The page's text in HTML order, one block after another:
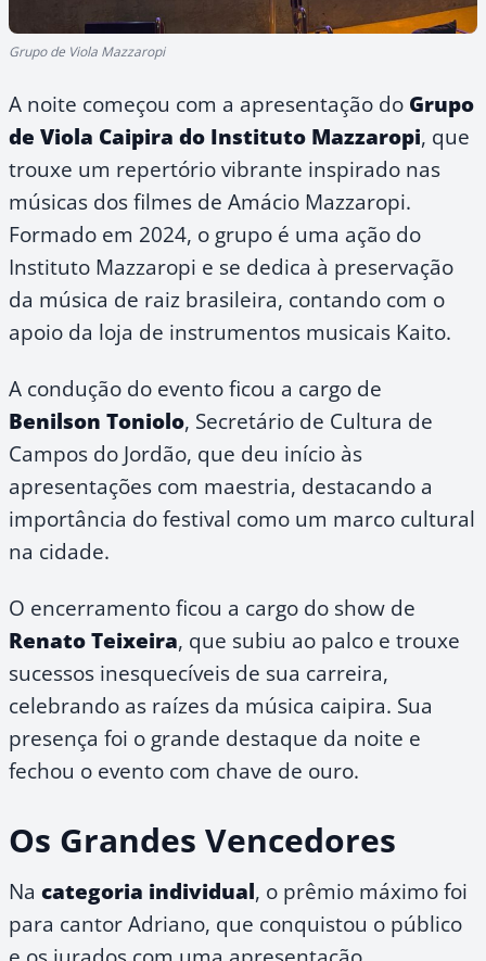
Grupo de Viola Mazzaropi
A noite começou com a apresentação do Grupo
de Viola Caipira do Instituto Mazzaropi, que
trouxe um repertório vibrante inspirado nas
músicas dos filmes de Amácio Mazzaropi.
Formado em 2024, o grupo é uma ação do
Instituto Mazzaropi e se dedica à preservação
da música de raiz brasileira, contando com o
apoio da loja de instrumentos musicais Kaito.
A condução do evento ficou a cargo de
Benilson Toniolo, Secretário de Cultura de
Campos do Jordão, que deu início às
apresentações com maestria, destacando a
importância do festival como um marco cultural
na cidade.
O encerramento ficou a cargo do show de
Renato Teixeira, que subiu ao palco e trouxe
sucessos inesquecíveis de sua carreira,
celebrando as raízes da música caipira. Sua
presença foi o grande destaque da noite e
fechou o evento com chave de ouro.
Os Grandes Vencedores
Na categoria individual, o prêmio máximo foi
para cantor Adriano, que conquistou o público